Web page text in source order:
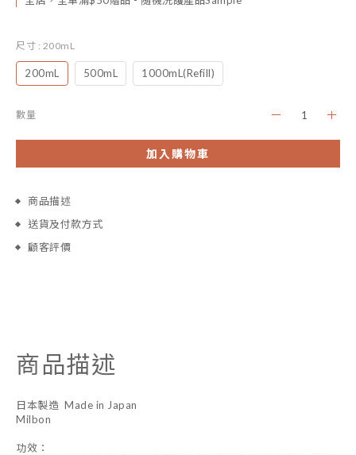
尺寸 : 200mL
200mL 500mL 1000mL(Refill)
數量
加入購物車
商品描述
送貨及付款方式
顧客評價
商品描述
日本製造 Made in Japan
Milbon
功效：